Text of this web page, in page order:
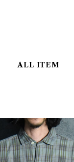
ALL ITEM